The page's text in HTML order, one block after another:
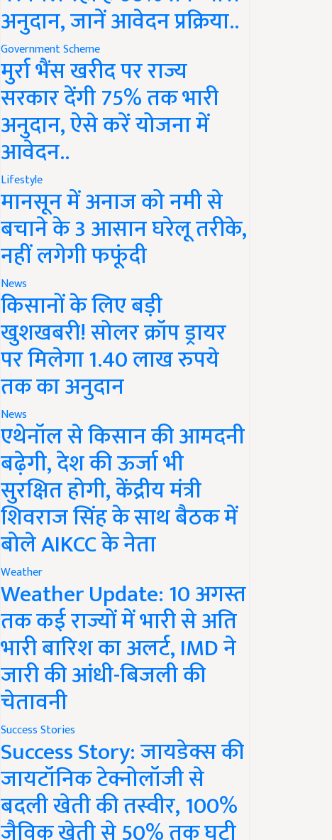
अनुदान, जानें आवेदन प्रक्रिया..
Government Scheme
मुर्रा भैंस खरीद पर राज्य
सरकार देंगी 75% तक भारी
अनुदान, ऐसे करें योजना में
आवेदन..
Lifestyle
मानसून में अनाज को नमी से
बचाने के 3 आसान घरेलू तरीके,
नहीं लगेगी फफूंदी
News
किसानों के लिए बड़ी
खुशखबरी! सोलर क्रॉप ड्रायर
पर मिलेगा 1.40 लाख रुपये
तक का अनुदान
News
एथेनॉल से किसान की आमदनी
बढ़ेगी, देश की ऊर्जा भी
सुरक्षित होगी, केंद्रीय मंत्री
शिवराज सिंह के साथ बैठक में
बोले AIKCC के नेता
Weather
Weather Update: 10 अगस्त
तक कई राज्यों में भारी से अति
भारी बारिश का अलर्ट, IMD ने
जारी की आंधी-बिजली की
चेतावनी
Success Stories
Success Story: जायडेक्स की
जायटॉनिक टेक्नोलॉजी से
बदली खेती की तस्वीर, 100%